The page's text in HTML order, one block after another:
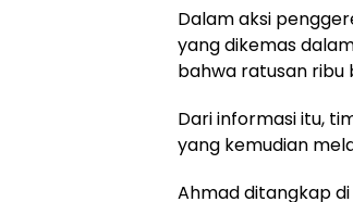
Dalam aksi
yang dikemas
bahwa ratusan ribu
Dari informasi itu,
yang kemudian
Ahmad ditangkap